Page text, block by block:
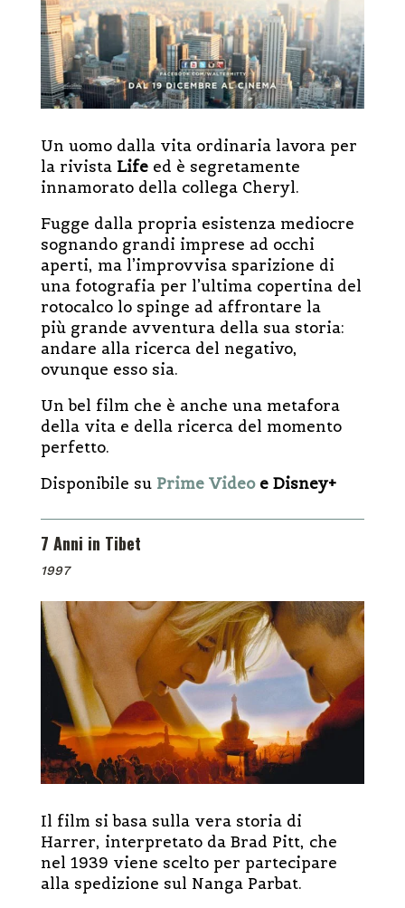
Un uomo dalla vita ordinaria lavora per
la rivista Lifeed è segretamente
innamorato della collega Cheryl.
Fugge dalla propria esistenza mediocre
sognando grandi imprese ad occhi
aperti, ma l’improvvisa sparizione di
una fotografia per l’ultima copertina del
rotocalco lo spinge ad affrontare la
più grande avventura della sua storia:
andare alla ricerca del negativo,
ovunque esso sia.
Un bel film che è anche una metafora
della vita e della ricerca del momento
perfetto.
Disponibile su Prime Videoe Disney+
7 Anni in Tibet
1997
Il film si basa sulla vera storia di
Harrer, interpretato da Brad Pitt, che
nel 1939 viene scelto per partecipare
alla spedizione sul Nanga Parbat.